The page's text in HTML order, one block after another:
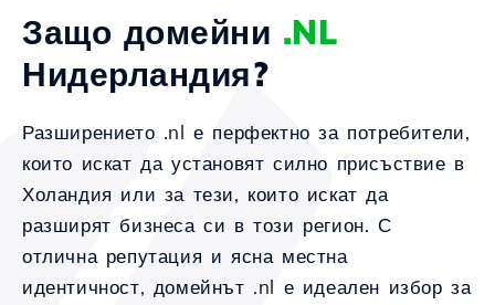
Защо домейни .NL
Нидерландия?
Разширението .nl е перфектно за потребители,
които искат да установят силно присъствие в
Холандия или за тези, които искат да
разширят бизнеса си в този регион. С
отлична репутация и ясна местна
идентичност, домейнът .nl е идеален избор за